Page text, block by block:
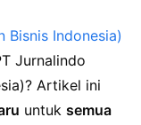
Bisnis Indonesia)
Jurnalindo
Artikel ini
untuk semua